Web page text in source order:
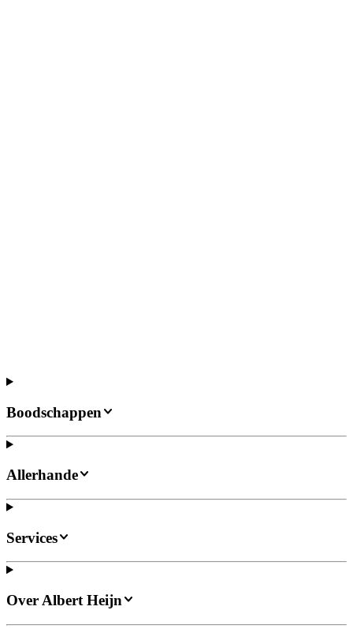
Boodschappen
Allerhande
Services
Over Albert Heijn